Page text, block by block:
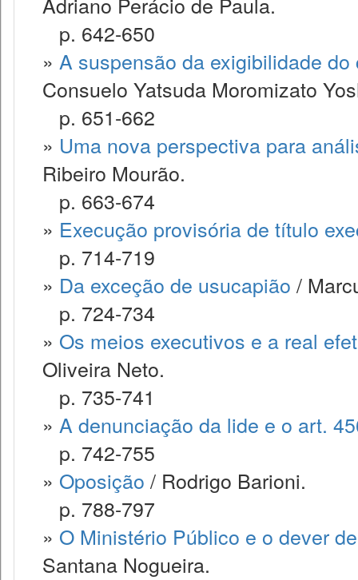
p. 642-650
» A suspensão da exigibilidade
Consuelo Yatsuda Moromizato
p. 651-662
» Uma nova perspectiva para
Ribeiro Mourão.
p. 663-674
» Execução provisória de título
p. 714-719
» Da exceção de usucapião /
p. 724-734
» Os meios executivos e a real
Oliveira Neto.
p. 735-741
» A denunciação da lide e o art.
p. 742-755
» Oposição / Rodrigo Barioni.
p. 788-797
» O Ministério Público e o dever
Santana Nogueira.